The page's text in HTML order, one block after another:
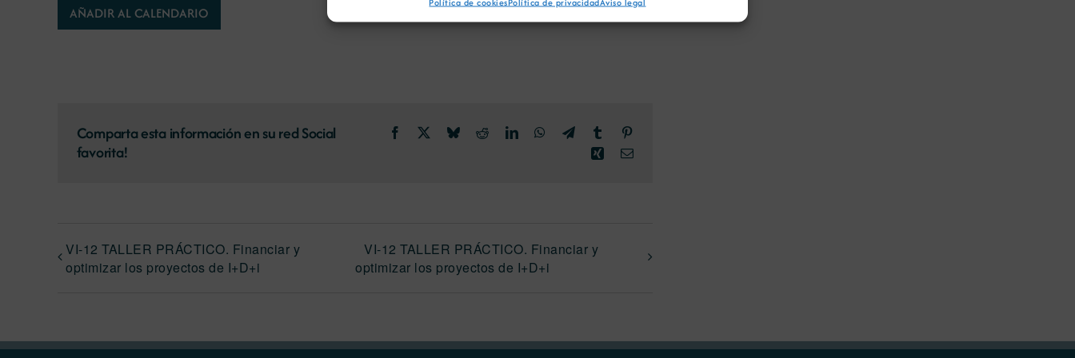
AÑADIR AL CALENDARIO
Comparta esta información en su red Social
favorita!
Facebook BlueskyRedditLinkedInWhatsApp
TelegramTumblr
XingCorreo
VI-12 TALLER PRÁCTICO. Financiar y
optimizar los proyectos de I+D+i
VI-12 TALLER PRÁCTICO. Financiar y
optimizar los proyectos de I+D+i